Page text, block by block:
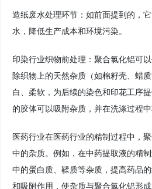
造纸废水处理环节：如前面提到的，
水，降低生产成本和环境污染。
印染行业织物前处理：聚合氯化铝可
除织物上的天然杂质（如棉籽壳、蜡
白、柔软，为后续的染色和印花工序
的胶体可以吸附杂质，并在洗涤过程中
医药行业在医药行业的精制过程中，
中的杂质。例如，在中药提取液的精
中的蛋白质、鞣质等杂质，提高药品
和吸附作用，使杂质与聚合氯化铝形